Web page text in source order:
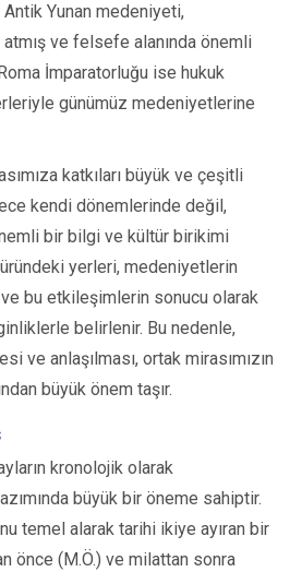
Antik Yunan medeniyeti,
ve felsefe alanında önemli
İmparatorluğu ise hukuk
günümüz medeniyetlerine
katkıları büyük ve çeşitli
kendi dönemlerinde değil,
bir bilgi ve kültür birikimi
yerleri, medeniyetlerin
bu etkileşimlerin sonucu olarak
belirlenir. Bu nedenle,
ve anlaşılması, ortak mirasımızın
büyük önem taşır.
kronolojik olarak
büyük bir öneme sahiptir.
temel alarak tarihi ikiye ayıran bir
önce (M.Ö.) ve milattan sonra